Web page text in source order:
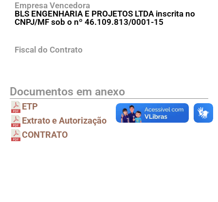
Empresa Vencedora
BLS ENGENHARIA E PROJETOS LTDA inscrita no
CNPJ/MF sob o nº 46.109.813/0001-15
Fiscal do Contrato
Documentos em anexo
ETP
Extrato e Autorização
CONTRATO